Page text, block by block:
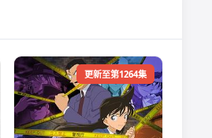
更新至第1264集